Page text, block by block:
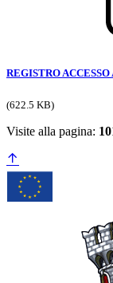
REGISTRO
(622.5 KB)
Visite alla pagina: